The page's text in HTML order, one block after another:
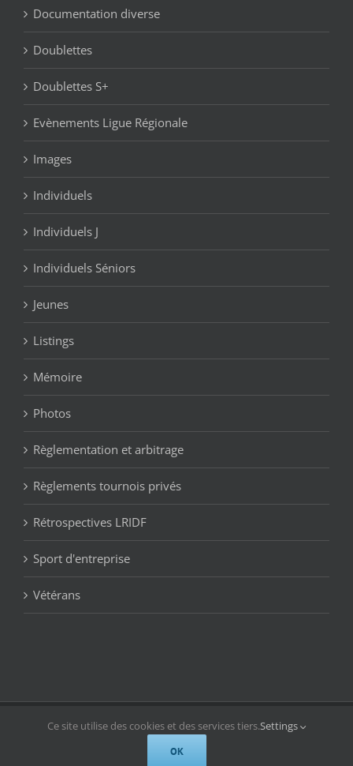
Documentation diverse
Doublettes
Doublettes S+
Evènements Ligue Régionale
Images
Individuels
Individuels J
Individuels Séniors
Jeunes
Listings
Mémoire
Photos
Règlementation et arbitrage
Règlements tournois privés
Rétrospectives LRIDF
Sport d'entreprise
Vétérans
© Copyright 2019 -2026 | LRIDF Bowling | All Rights Reserved
Facebook
Ce site utilise des cookies et des services tiers.Settings
OK